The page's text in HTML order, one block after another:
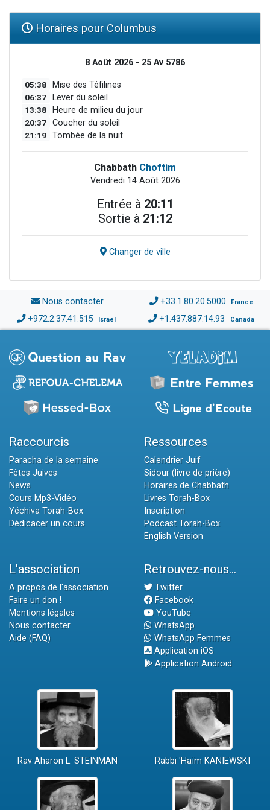
Horaires pour Columbus
8 Août 2026 - 25 Av 5786
05:38 Mise des Téfilines
06:37 Lever du soleil
13:38 Heure de milieu du jour
20:37 Coucher du soleil
21:19 Tombée de la nuit
Chabbath Choftim
Vendredi 14 Août 2026
Entrée à 20:11
Sortie à 21:12
Changer de ville
Nous contacter +33.1.80.20.5000 France
+972.2.37.41.515 Israël +1.437.887.14.93 Canada
Raccourcis
Paracha de la semaine
Fêtes Juives
News
Cours Mp3-Vidéo
Yéchiva Torah-Box
Dédicacer un cours
Ressources
Calendrier Juif
Sidour (livre de prière)
Horaires de Chabbath
Livres Torah-Box
Inscription
Podcast Torah-Box
English Version
L'association
A propos de l'association
Faire un don !
Mentions légales
Nous contacter
Aide (FAQ)
Retrouvez-nous...
Twitter
Facebook
YouTube
WhatsApp
WhatsApp Femmes
Application iOS
Application Android
Rav Aharon L. STEINMAN Rabbi 'Haïm KANIEWSKI